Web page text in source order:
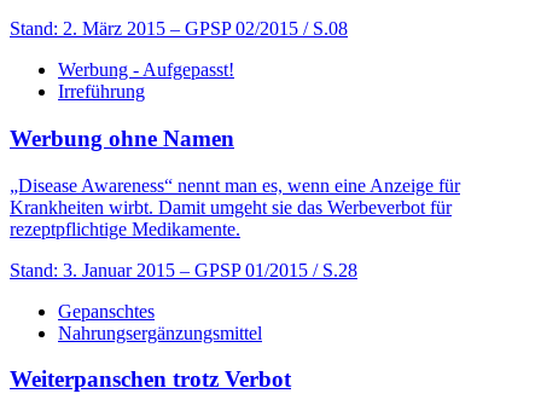
Stand: 2. März 2015 – GPSP 02/2015 / S.08
Werbung - Aufgepasst!
Irreführung
Werbung ohne Namen
„Disease Awareness“ nennt man es, wenn eine Anzeige für
Krankheiten wirbt. Damit umgeht sie das Werbeverbot für
rezeptpflichtige Medikamente.
Stand: 3. Januar 2015 – GPSP 01/2015 / S.28
Gepanschtes
Nahrungsergänzungsmittel
Weiterpanschen trotz Verbot